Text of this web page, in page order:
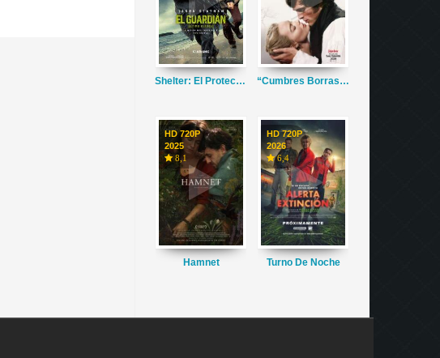
Shelter: El Protector “Cumbres Borrascosas”
HD 720P
2025
8,1
Hamnet
HD 720P
2026
6,4
Turno De Noche